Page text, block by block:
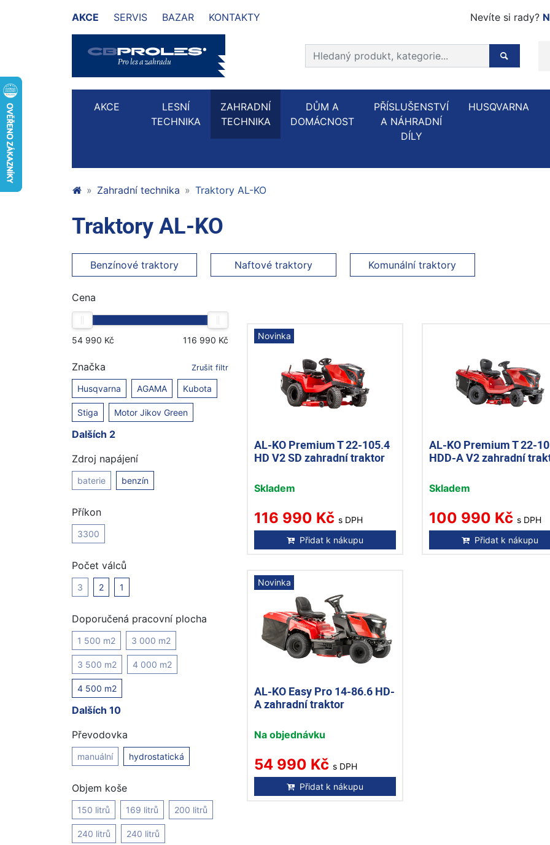
AKCE SERVIS BAZAR KONTAKTY Nevíte si rady?
Prohledat web
Hledaný
AKCE
LESNÍ
TECHNIKA
ZAHRADNÍ
TECHNIKA
DŮM A
DOMÁCNOST
PŘÍSLUŠENSTVÍ
A NÁHRADNÍ
DÍLY
HUSQVARNA
Zahradní technika Traktory AL-KO
Traktory AL-KO
Benzínové traktory Naftové traktory Komunální traktory
Cena
Značka Zrušit filtr
Husqvarna AGAMA Kubota
Stiga Motor Jikov Green
Dalších 2
Zdroj napájení
baterie benzín
Příkon
3300
Počet válců
3 2 1
Doporučená pracovní plocha
1 500 m2 3 000 m2
3 500 m2 4 000 m2
4 500 m2
Dalších 10
Převodovka
manuální hydrostatická
Objem koše
150 litrů 169 litrů 200 litrů
240 litrů 240 litrů
Novinka
AL-KO Premium T 22-105.4
HD V2 SD zahradní traktor
Skladem
116 990 Kč s DPH
Přidat k nákupu
AL-KO Premium T 22-
HDD-A V2 zahradní
Skladem
100 990 Kč s DPH
Přidat k nákupu
Novinka
AL-KO Easy Pro 14-86.6 HD-
A zahradní traktor
Na objednávku
54 990 Kč s DPH
Přidat k nákupu